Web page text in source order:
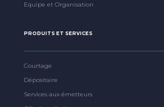
Equipe et Organisation
PRODUITS ET SERVICES
Courtage
Dépositaire
Services aux émetteurs